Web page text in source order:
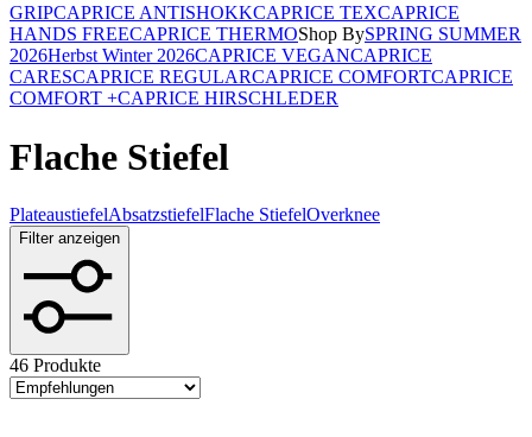
GRIPCAPRICE ANTISHOKKCAPRICE TEXCAPRICE
HANDS FREECAPRICE THERMOShop BySPRING SUMMER
2026Herbst Winter 2026CAPRICE VEGANCAPRICE
CARESCAPRICE REGULARCAPRICE COMFORTCAPRICE
COMFORT +CAPRICE HIRSCHLEDER
Flache Stiefel
PlateaustiefelAbsatzstiefelFlache StiefelOverknee
Filter anzeigen
46 Produkte